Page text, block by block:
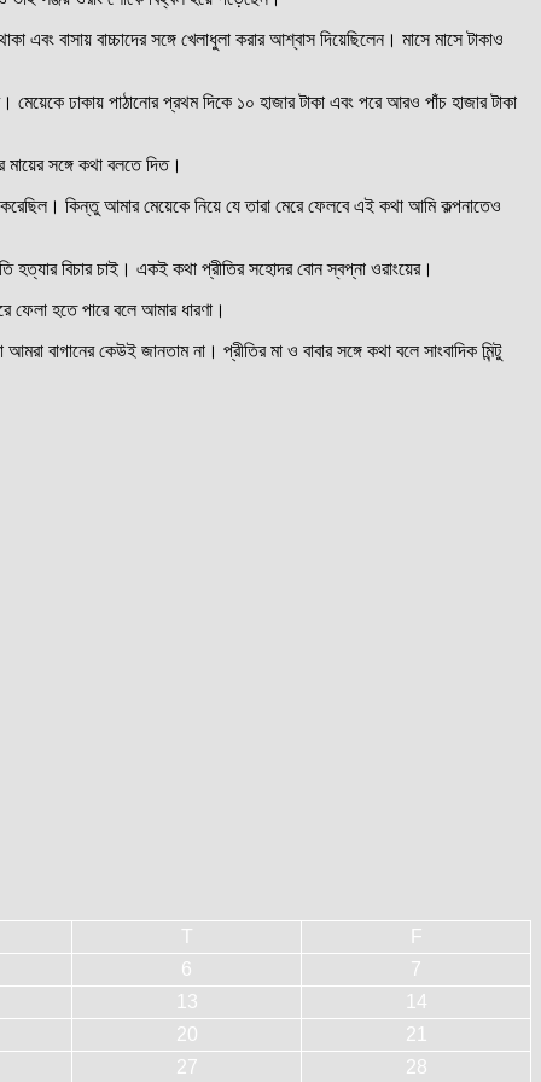
এবং বাসায় বাচ্চাদের সঙ্গে খেলাধুলা করার আশ্বাস দিয়েছিলেন। মাসে মাসে টাকাও
ঢাকায় পাঠানোর প্রথম দিকে ১০ হাজার টাকা এবং পরে আরও পাঁচ হাজার টাকা
সঙ্গে কথা বলতে দিত।
কিন্তু আমার মেয়েকে নিয়ে যে তারা মেরে ফেলবে এই কথা আমি কল্পনাতেও
হত্যার বিচার চাই। একই কথা প্রীতির সহোদর বোন স্বপ্না ওরাংয়ের।
ফেলা হতে পারে বলে আমার ধারণা।
বাগানের কেউই জানতাম না। প্রীতির মা ও বাবার সঙ্গে কথা বলে সাংবাদিক মিন্টু
T
F
6
7
13
14
20
21
27
28